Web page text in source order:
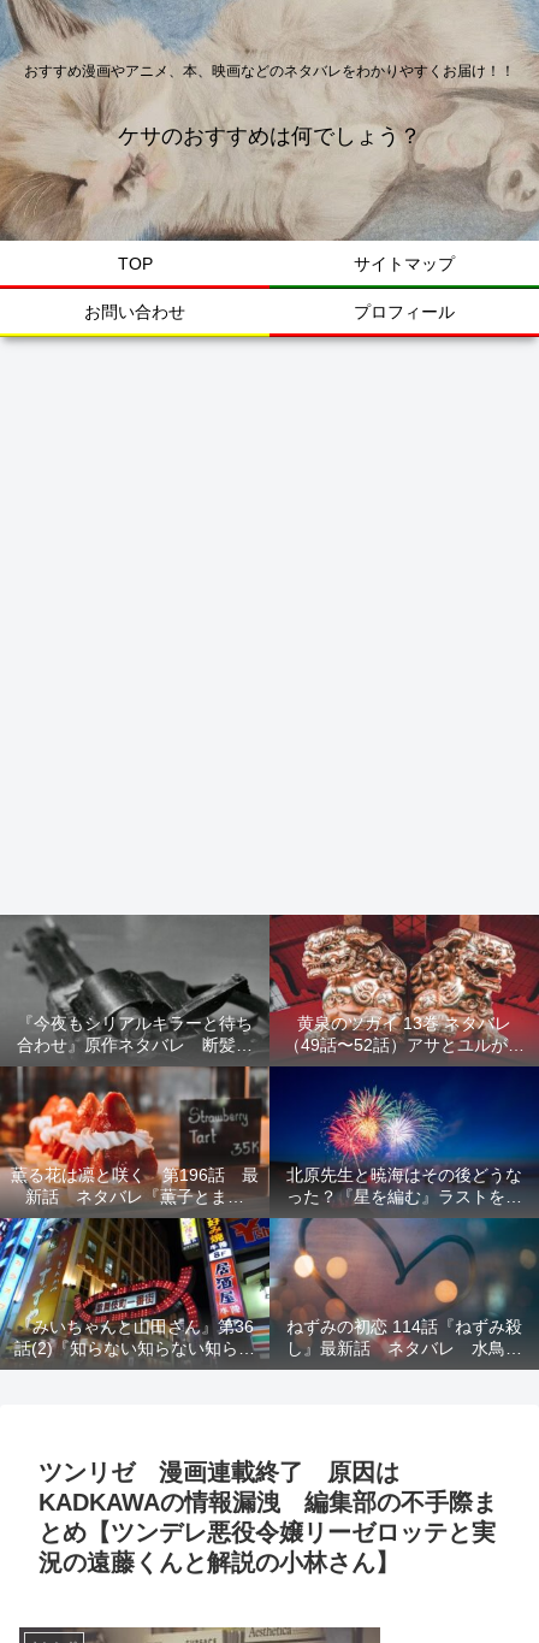
おすすめ漫画やアニメ、本、映画などのネタバレをわかりやすくお届け！！
ケサのおすすめは何でしょう？
TOP サイトマップ
お問い合わせ プロフィール
『今夜もシリアルキラーと待ち
合わせ』原作ネタバレ 断髪オ
ブジェ殺人事件 犯人の正体や
結末を解説
黄泉のツガイ 13巻 ネタバレ
（49話〜52話）アサとユルが家
出！西ノ村の真実とヒカルの決
意を解説
薫る花は凛と咲く 第196話 最
新話 ネタバレ『薫子とまど
か』
北原先生と暁海はその後どうな
った？『星を編む』ラストをネ
タバレ解説
『みいちゃんと山田さん』第36
話(2)『知らない知らない知らな
い』最新話 ネタバレ 犯人確
ねずみの初恋 114話『ねずみ殺
し』最新話 ネタバレ 水鳥死
亡 鯆を殺すか
ツンリゼ 漫画連載終了 原因は
KADKAWAの情報漏洩 編集部の不手際ま
とめ【ツンデレ悪役令嬢リーゼロッテと実
況の遠藤くんと解説の小林さん】